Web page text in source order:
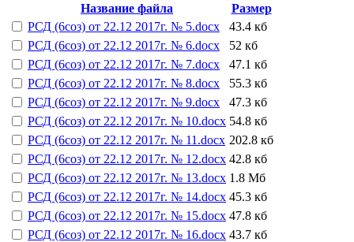
Название файла
Размер
РСД (6соз) от 22.12 2017г. № 5.docx
43.4 кб
РСД (6соз) от 22.12 2017г. № 6.docx
52 кб
РСД (6соз) от 22.12 2017г. № 7.docx
47.1 кб
РСД (6соз) от 22.12 2017г. № 8.docx
55.3 кб
РСД (6соз) от 22.12 2017г. № 9.docx
47.3 кб
РСД (6соз) от 22.12 2017г. № 10.docx 54.8 кб
РСД (6соз) от 22.12 2017г. № 11.docx 202.8 кб
РСД (6соз) от 22.12 2017г. № 12.docx 42.8 кб
РСД (6соз) от 22.12 2017г. № 13.docx 1.8 Мб
РСД (6соз) от 22.12 2017г. № 14.docx 45.3 кб
РСД (6соз) от 22.12 2017г. № 15.docx 47.8 кб
РСД (6соз) от 22.12 2017г. № 16.docx 43.7 кб